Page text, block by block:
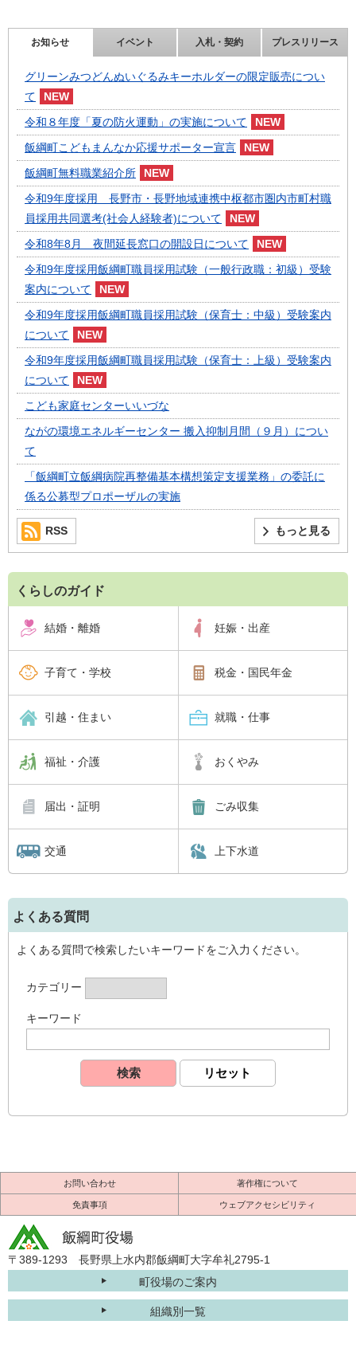
お知らせ イベント 入札・契約 プレスリリース
グリーンみつどんぬいぐるみキーホルダーの限定販売につい
て
令和８年度「夏の防火運動」の実施について
飯綱町こどもまんなか応援サポーター宣言
飯綱町無料職業紹介所
令和9年度採用 長野市・長野地域連携中枢都市圏内市町村職
員採用共同選考(社会人経験者)について
令和8年8月 夜間延長窓口の開設日について
令和9年度採用飯綱町職員採用試験（一般行政職：初級）受験
案内について
令和9年度採用飯綱町職員採用試験（保育士：中級）受験案内
について
令和9年度採用飯綱町職員採用試験（保育士：上級）受験案内
について
こども家庭センターいいづな
ながの環境エネルギーセンター 搬入抑制月間（９月）につい
て
「飯綱町立飯綱病院再整備基本構想策定支援業務」の委託に
係る公募型プロポーザルの実施
もっと見る
RSS
くらしのガイド
結婚・離婚 妊娠・出産
子育て・学校 税金・国民年金
引越・住まい 就職・仕事
福祉・介護 おくやみ
届出・証明 ごみ収集
交通 上下水道
よくある質問
よくある質問で検索したいキーワードをご入力ください。
カテゴリー
キーワード
お問い合わせ 著作権について
免責事項 ウェブアクセシビリティ
〒389-1293 長野県上水内郡飯綱町大字牟礼2795-1
町役場のご案内
組織別一覧